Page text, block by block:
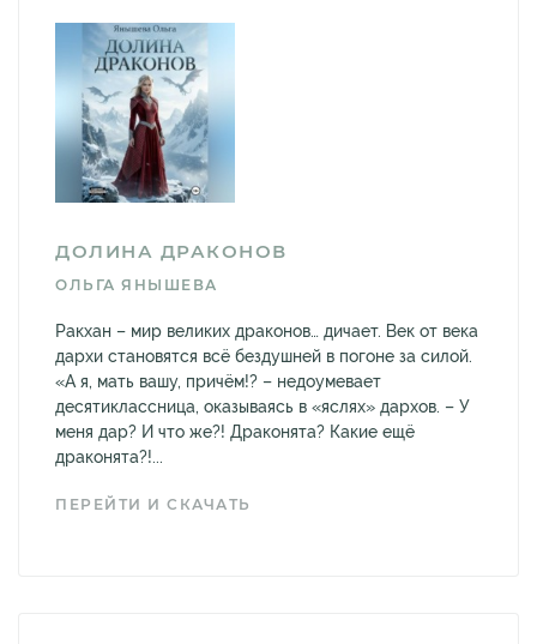
ДОЛИНА ДРАКОНОВ
ОЛЬГА ЯНЫШЕВА
Ракхан – мир великих драконов… дичает. Век от века
дархи становятся всё бездушней в погоне за силой.
«А я, мать вашу, причём!? – недоумевает
десятиклассница, оказываясь в «яслях» дархов. – У
меня дар? И что же?! Драконята? Какие ещё
драконята?!...
ПЕРЕЙТИ И СКАЧАТЬ